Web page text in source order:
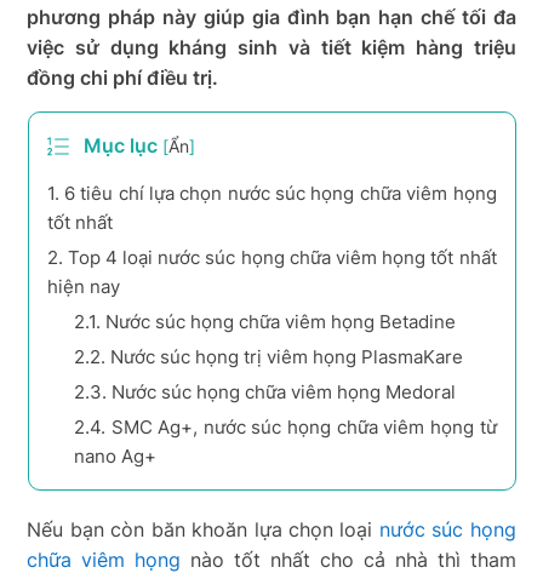
phương pháp này giúp gia đình bạn hạn chế tối đa
việc sử dụng kháng sinh và tiết kiệm hàng triệu
đồng chi phí điều trị.
Mục lục [Ẩn]
1. 6 tiêu chí lựa chọn nước súc họng chữa viêm họng
tốt nhất
2. Top 4 loại nước súc họng chữa viêm họng tốt nhất
hiện nay
2.1. Nước súc họng chữa viêm họng Betadine
2.2. Nước súc họng trị viêm họng PlasmaKare
2.3. Nước súc họng chữa viêm họng Medoral
2.4. SMC Ag+, nước súc họng chữa viêm họng từ
nano Ag+
Nếu bạn còn băn khoăn lựa chọn loại nước súc họng
chữa viêm họng nào tốt nhất cho cả nhà thì tham